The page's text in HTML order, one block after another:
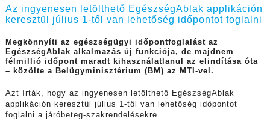
Az ingyenesen letölthető EgészségAblak applikáción
keresztül július 1-től van lehetőség időpontot foglalni
Megkönnyíti az egészségügyi időpontfoglalást az
EgészségAblak alkalmazás új funkciója, de majdnem
félmillió időpont maradt kihasználatlanul az elindítása óta
– közölte a Belügyminisztérium (BM) az MTI-vel.
Azt írták, hogy az ingyenesen letölthető EgészségAblak
applikáción keresztül július 1-től van lehetőség időpontot
foglalni a járóbeteg-szakrendelésekre.